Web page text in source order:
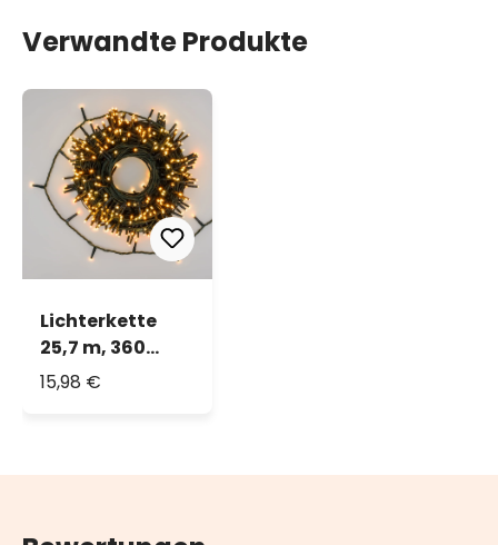
Verwandte Produkte
Lichterkette
25,7 m, 360
MiniLEDs
15,98 €